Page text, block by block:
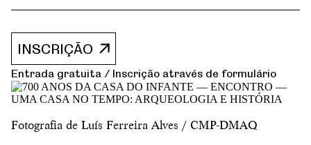
INSCRIÇÃO
Entrada gratuita / Inscrição através de formulário
Fotografia de Luís Ferreira Alves / CMP-DMAQ